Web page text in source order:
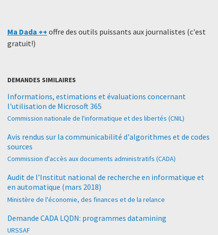
Ma Dada ++ offre des outils puissants aux journalistes (c'est
gratuit!)
DEMANDES SIMILAIRES
Informations, estimations et évaluations concernant
l'utilisation de Microsoft 365
Commission nationale de l'informatique et des libertés (CNIL)
Avis rendus sur la communicabilité d'algorithmes et de codes
sources
Commission d'accès aux documents administratifs (CADA)
Audit de l’Institut national de recherche en informatique et
en automatique (mars 2018)
Ministère de l'économie, des finances et de la relance
Demande CADA LQDN: programmes datamining
URSSAF